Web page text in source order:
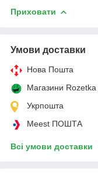
Приховати
Умови доставки
Нова Пошта
Магазини Rozetka
Укрпошта
Meest ПОШТА
Всі умови доставки